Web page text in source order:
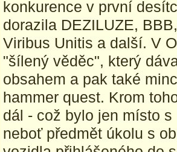
konkurence v první
dorazila DEZILUZE,
Viribus Unitis a další. V
"šílený věděc", který
obsahem a pak také
hammer quest. Krom
dál - což bylo jen místo
neboť předmět úkolu s